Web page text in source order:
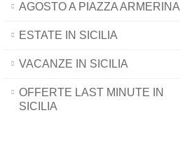
AGOSTO A PIAZZA ARMERINA
ESTATE IN SICILIA
VACANZE IN SICILIA
OFFERTE LAST MINUTE IN
SICILIA